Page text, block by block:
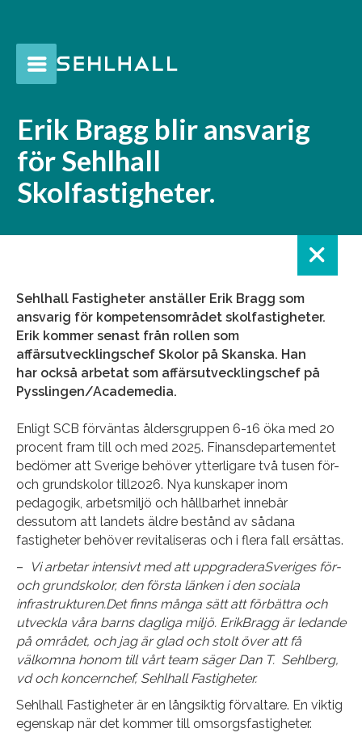
Erik Bragg blir ansvarig
för Sehlhall
Skolfastigheter.
Sehlhall Fastigheter anställer Erik Bragg som
ansvarig för kompetensområdet skolfastigheter.
Erik kommer senast från rollen som
affärsutvecklingschef Skolor på Skanska. Han
har också arbetat som affärsutvecklingschef på
Pysslingen/Academedia.
Enligt SCB förväntas åldersgruppen 6-16 öka med 20
procent fram till och med 2025. Finansdepartementet
bedömer att Sverige behöver ytterligare två tusen för-
och grundskolor till2026. Nya kunskaper inom
pedagogik, arbetsmiljö och hållbarhet innebär
dessutom att landets äldre bestånd av sådana
fastigheter behöver revitaliseras och i flera fall ersättas.
–
Vi arbetar intensivt med att uppgraderaSveriges för-
och grundskolor, den första länken i den sociala
infrastrukturen.Det finns många sätt att förbättra och
utveckla våra barns dagliga miljö. ErikBragg är ledande
på området, och jag är glad och stolt över att få
välkomna honom till vårt team säger Dan T. Sehlberg,
vd och koncernchef, Sehlhall Fastigheter.
Sehlhall Fastigheter är en långsiktig förvaltare. En viktig
egenskap när det kommer till omsorgsfastigheter.